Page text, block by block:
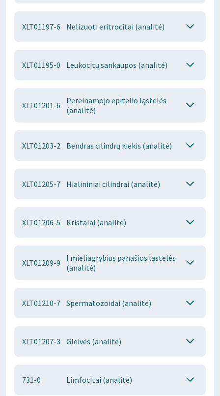
XLT01197-6 Nelizuoti eritrocitai (analitė)
XLT01195-0 Leukocitų sankaupos (analitė)
XLT01201-6
Pereinamojo epitelio ląstelės
(analitė)
XLT01203-2 Bendras cilindrų kiekis (analitė)
XLT01205-7 Hialininiai cilindrai (analitė)
XLT01206-5 Kristalai (analitė)
XLT01209-9
Į mieliagrybius panašios ląstelės
(analitė)
XLT01210-7 Spermatozoidai (analitė)
XLT01207-3 Gleivės (analitė)
731-0 Limfocitai (analitė)